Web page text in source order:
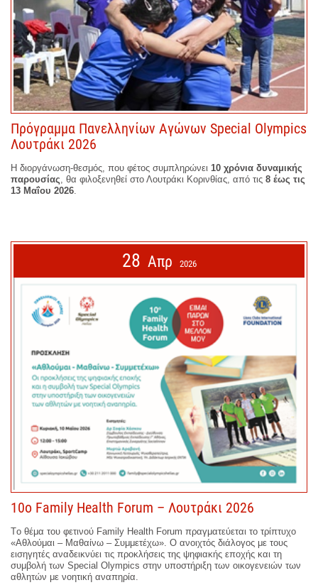
Πρόγραμμα Πανελληνίων Αγώνων Special Olympics
Λουτράκι 2026
Η διοργάνωση-θεσμός, που φέτος συμπληρώνει 10 χρόνια δυναμικής
παρουσίας , θα φιλοξενηθεί στο Λουτράκι Κορινθίας, από τις 8 έως τις
13 Μαΐου 2026
28 Απρ 2026
10o Family Health Forum – Λουτράκι 2026
Τo θέμα του φετινού Family Health Forum πραγματεύεται το τρίπτυχο
«Αθλούμαι – Μαθαίνω – Συμμετέχω». Ο ανοιχτός διάλογος με τους
εισηγητές αναδεικνύει τις προκλήσεις της ψηφιακής εποχής και τη
συμβολή των Special Olympics στην υποστήριξη των οικογενειών των
αθλητών με νοητική αναπηρία.